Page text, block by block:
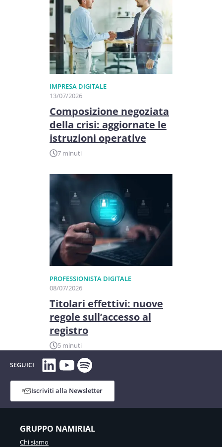
IMPRESA DIGITALE
13/07/2026
Composizione negoziata
della crisi: aggiornate le
istruzioni operative
7 minuti
PROFESSIONISTA DIGITALE
08/07/2026
Titolari effettivi: nuove
regole sull’accesso al
registro
5 minuti
SEGUICI LinkedIn
YouTube
Spotify
Iscriviti alla Newsletter
GRUPPO NAMIRIAL
Chi siamo